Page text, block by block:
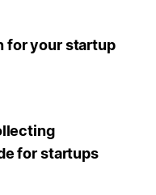
for your startup
for startups